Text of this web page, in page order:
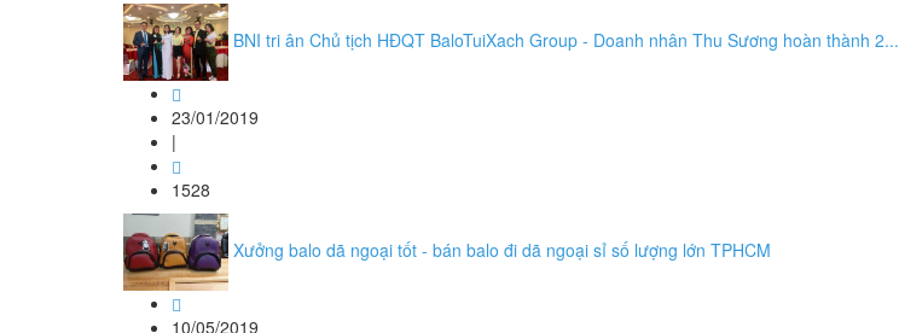
BNI tri ân Chủ tịch HĐQT BaloTuiXach Group - Doanh nhân Thu Sương hoàn thành 2...
23/01/2019
|
1528
Xưởng balo dã ngoại tốt - bán balo đi dã ngoại sỉ số lượng lớn TPHCM
10/05/2019